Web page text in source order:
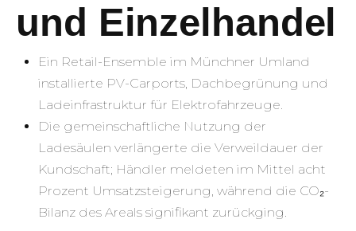
und Einzelhandel
Ein Retail-Ensemble im Münchner Umland
installierte PV-Carports, Dachbegrünung und
Ladeinfrastruktur für Elektrofahrzeuge.
Die gemeinschaftliche Nutzung der
Ladesäulen verlängerte die Verweildauer der
Kundschaft; Händler meldeten im Mittel acht
Prozent Umsatzsteigerung, während die CO₂-
Bilanz des Areals signifikant zurückging.